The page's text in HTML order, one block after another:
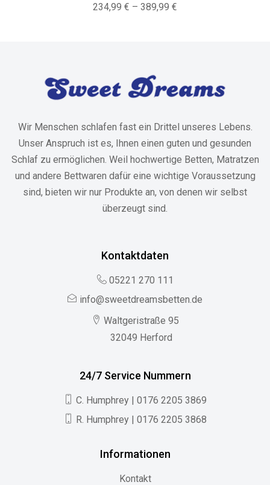
234,99 € – 389,99 €
Wir Menschen schlafen fast ein Drittel unseres Lebens.
Unser Anspruch ist es, Ihnen einen guten und gesunden
Schlaf zu ermöglichen. Weil hochwertige Betten, Matratzen
und andere Bettwaren dafür eine wichtige Voraussetzung
sind, bieten wir nur Produkte an, von denen wir selbst
überzeugt sind.
Kontaktdaten
05221 270 111
info@sweetdreamsbetten.de
Waltgeristraße 95
32049 Herford
24/7 Service Nummern
C. Humphrey | 0176 2205 3869
R. Humphrey | 0176 2205 3868
Informationen
Kontakt